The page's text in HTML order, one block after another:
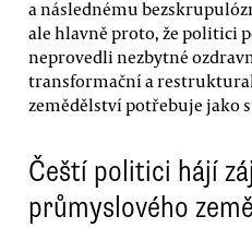
a následnému
ale hlavně proto, že politici
neprovedli nezbytné
transformační a
zemědělství potřebuje jako
Čeští politici hájí
průmyslového